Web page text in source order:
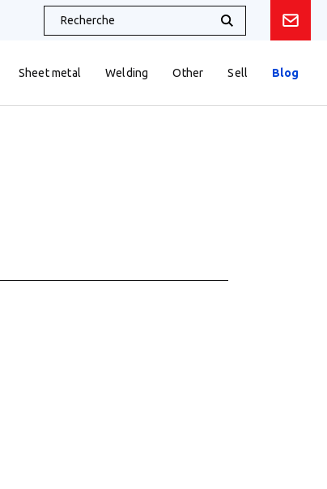
Sheet metal Welding Other Sell Blog